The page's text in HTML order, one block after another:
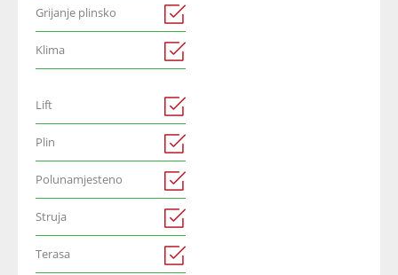
Grijanje plinsko
Klima
Lift
Plin
Polunamjesteno
Struja
Terasa